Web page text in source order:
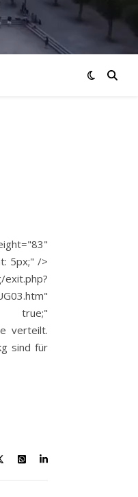
5px;" />
true;"
verteilt.
sind für